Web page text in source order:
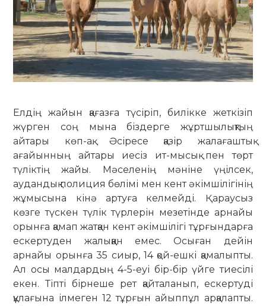
Елдің жайын қағазға түсіріп, билікке жеткізіп
жүрген соң мына біздерге жұрт­шылықтың
айтары көп-ақ. Әсіресе қазір жалағаштық
ағайынның айтары иесіз ит-мысық пен төрт
түліктің жайы. Мәселенің мәніне үңілсек,
аудандық полиция бөлімі мен кент әкімшілігінің
жұмысына кінә артуға келмейді. Қа­рау­­сыз
көзге түскен түлік түрлерін ме­зетінде арнайы
орынға қамап жатқан кент әкімшілігі тұрғындарға
ескертуден жалыққан емес. Осыған дейін
арнайы орынға 35 сиыр, 14 қой-ешкі қа­ма­лып­ты.
Ал осы малдардың 4-5-еуі бір-бір үйге тиесілі
екен. Тіпті бірнеше рет қай­таланып, ескертуді
құлағына іл­меген 12 тұрғын айыппұл арқалапты.